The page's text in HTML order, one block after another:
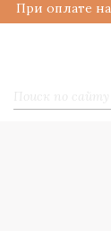
При оплате на